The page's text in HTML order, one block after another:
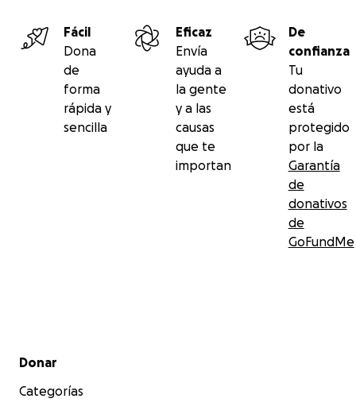
Fácil
Dona
de
forma
rápida y
sencilla
Eficaz
Envía
ayuda a
la gente
y a las
causas
que te
importan
De
confianza
Tu
donativo
está
protegido
por la
Garantía
de
donativos
de
GoFundMe
Menú secundario
Donar
Categorías